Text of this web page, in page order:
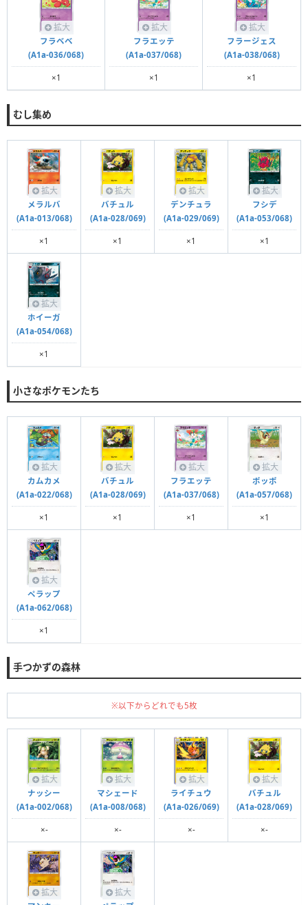
拡大
フラベベ
(A1a-036/068)
×1
拡大
フラエッテ
(A1a-037/068)
×1
拡大
フラージェス
(A1a-038/068)
×1
むし集め
拡大
メラルバ
(A1a-013/068)
×1
拡大
バチュル
(A1a-028/069)
×1
拡大
デンチュラ
(A1a-029/069)
×1
拡大
フシデ
(A1a-053/068)
×1
拡大
ホイーガ
(A1a-054/068)
×1
小さなポケモンたち
拡大
カムカメ
(A1a-022/068)
×1
拡大
バチュル
(A1a-028/069)
×1
拡大
フラエッテ
(A1a-037/068)
×1
拡大
ポッポ
(A1a-057/068)
×1
拡大
ペラップ
(A1a-062/068)
×1
手つかずの森林
※以下からどれでも5枚
拡大
ナッシー
(A1a-002/068)
×-
拡大
マシェード
(A1a-008/068)
×-
拡大
ライチュウ
(A1a-026/069)
×-
拡大
バチュル
(A1a-028/069)
×-
拡大 拡大